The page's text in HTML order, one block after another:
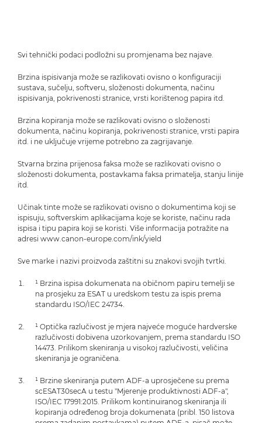
Svi tehnički podaci podložni su promjenama bez najave.
Brzina ispisivanja može se razlikovati ovisno o konfiguraciji
sustava, sučelju, softveru, složenosti dokumenta, načinu
ispisivanja, pokrivenosti stranice, vrsti korištenog papira itd.
Brzina kopiranja može se razlikovati ovisno o složenosti
dokumenta, načinu kopiranja, pokrivenosti stranice, vrsti papira
itd. i ne uključuje vrijeme potrebno za zagrijavanje.
Stvarna brzina prijenosa faksa može se razlikovati ovisno o
složenosti dokumenta, postavkama faksa primatelja, stanju linije
itd.
Učinak tinte može se razlikovati ovisno o dokumentima koji se
ispisuju, softverskim aplikacijama koje se koriste, načinu rada
ispisa i tipu papira koji se koristi. Više informacija potražite na
adresi www.canon-europe.com/ink/yield
Sve marke i nazivi proizvoda zaštitni su znakovi svojih tvrtki.
¹ Brzina ispisa dokumenata na običnom papiru temelji se
na prosjeku za ESAT u uredskom testu za ispis prema
standardu ISO/IEC 24734.
¹ Optička razlučivost je mjera najveće moguće hardverske
razlučivosti dobivena uzorkovanjem, prema standardu ISO
14473. Prilikom skeniranja u visokoj razlučivosti, veličina
skeniranja je ograničena.
¹ Brzine skeniranja putem ADF-a uprosječene su prema
scESAT30secA u testu "Mjerenje produktivnosti ADF-a",
ISO/IEC 17991:2015. Prilikom kontinuiranog skeniranja ili
kopiranja određenog broja dokumenata (pribl. 150 listova